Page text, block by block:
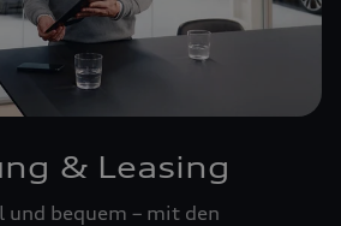
& Leasing
bequem – mit den